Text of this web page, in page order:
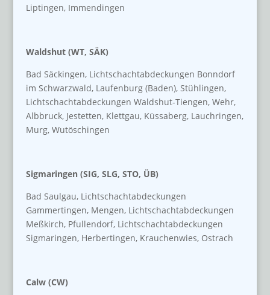
Liptingen, Immendingen
Waldshut (WT, SÄK)
Bad Säckingen, Lichtschachtabdeckungen Bonndorf
im Schwarzwald, Laufenburg (Baden), Stühlingen,
Lichtschachtabdeckungen Waldshut-Tiengen, Wehr,
Albbruck, Jestetten, Klettgau, Küssaberg, Lauchringen,
Murg, Wutöschingen
Sigmaringen (SIG, SLG, STO, ÜB)
Bad Saulgau, Lichtschachtabdeckungen
Gammertingen, Mengen, Lichtschachtabdeckungen
Meßkirch, Pfullendorf, Lichtschachtabdeckungen
Sigmaringen, Herbertingen, Krauchenwies, Ostrach
Calw (CW)